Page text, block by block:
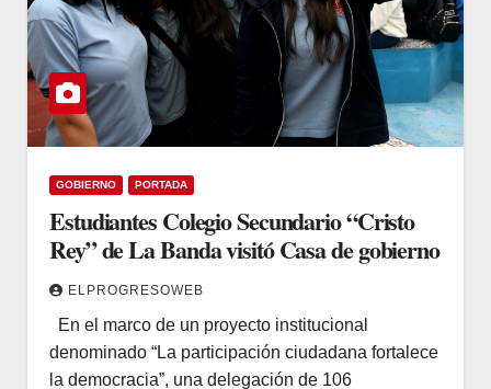
GOBIERNO PORTADA
Estudiantes Colegio Secundario “Cristo
Rey” de La Banda visitó Casa de gobierno
ELPROGRESOWEB
En el marco de un proyecto institucional
denominado “La participación ciudadana fortalece
la democracia”, una delegación de 106